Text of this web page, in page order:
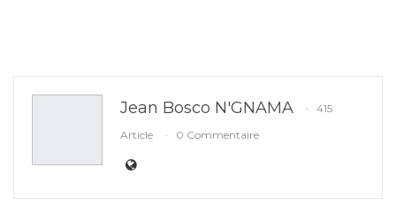
Jean Bosco N'GNAMA
415
Article
0 Commentaire